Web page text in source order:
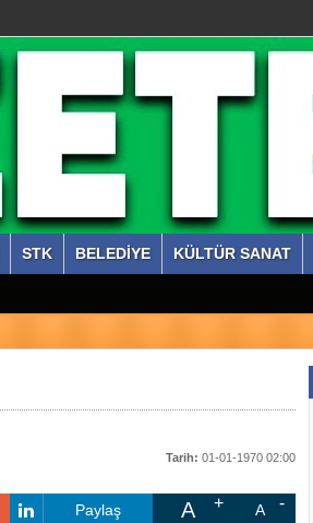
STK BELEDİYE KÜLTÜR SANAT
Tarih: 01-01-1970 02:00
Paylaş A A